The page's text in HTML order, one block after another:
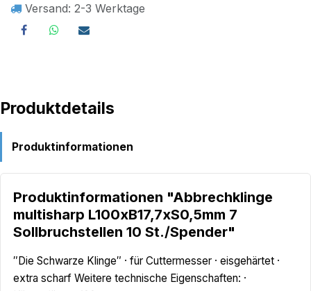
Versand: 2-3 Werktage
Produktdetails
Produktinformationen
Produktinformationen "Abbrechklinge
multisharp L100xB17,7xS0,5mm 7
Sollbruchstellen 10 St./Spender"
″Die Schwarze Klinge″ · für Cuttermesser · eisgehärtet ·
extra scharf Weitere technische Eigenschaften: ·